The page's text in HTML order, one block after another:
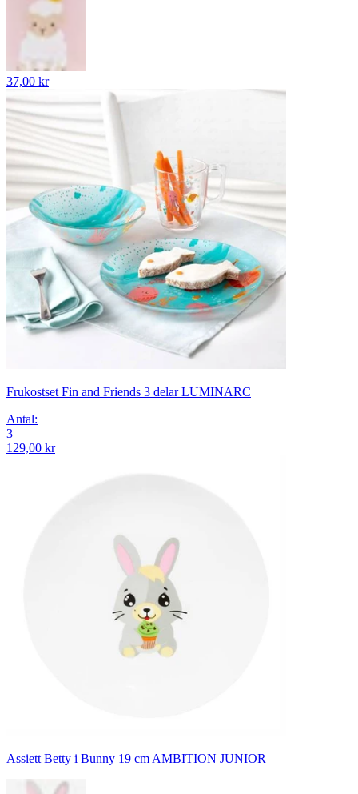
37,00 kr
Frukostset Fin and Friends 3 delar LUMINARC
Antal:
3
129,00 kr
Assiett Betty i Bunny 19 cm AMBITION JUNIOR